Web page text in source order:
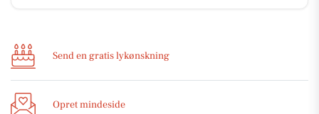
Send en gratis lykønskning
Opret mindeside